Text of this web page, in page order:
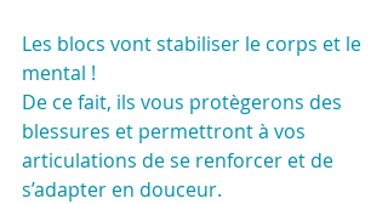
Les blocs vont stabiliser le corps et le
mental !
De ce fait, ils vous protègerons des
blessures et permettront à vos
articulations de se renforcer et de
s’adapter en douceur.